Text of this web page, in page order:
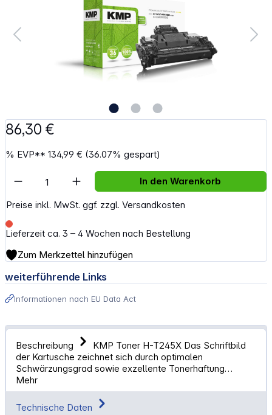
86,30 €
% EVP**134,99 € (36.07% gespart)
Preise inkl. MwSt. ggf. zzgl. Versandkosten
Lieferzeit ca. 3 – 4 Wochen nach Bestellung
Artikel Anzahl: Gib den gewünschten
In den Warenkorb
Zum Merkzettel hinzufügen
weiterführende Links
Informationen nach EU Data Act
Beschreibung
KMP Toner H-T245X Das Schriftbild
der Kartusche zeichnet sich durch optimalen
Schwärzungsgrad sowie exzellente Tonerhaftung…
Mehr
Technische Daten